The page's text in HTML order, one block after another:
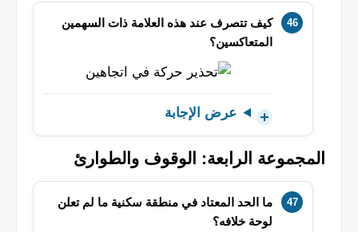
كيف تتصرف عند هذه العلامة ذات السهمين
المتعاكسين؟
عرض الإجابة
المجموعة الرابعة: الوقوف والطوارئ
ما الحد المعتاد في منطقة سكنية ما لم تعلن
لوحة خلافه؟